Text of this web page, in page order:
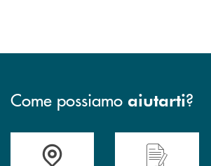
Come possiamo aiutarti?
Accedi all' elenco completo delle filiali .
Hai bisogno di